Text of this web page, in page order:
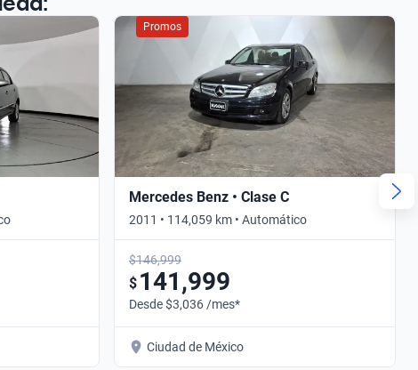
Promos
Mercedes Benz • Clase C
2011 • 114,059 km • Automático
$146,999
$ 141,999
Desde $3,036 /mes*
Ciudad de México